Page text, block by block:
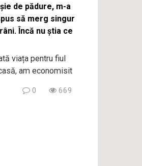
de pădure, m-a
să merg singur
Încă nu știa ce
viața pentru fiul
am economisit
0 669